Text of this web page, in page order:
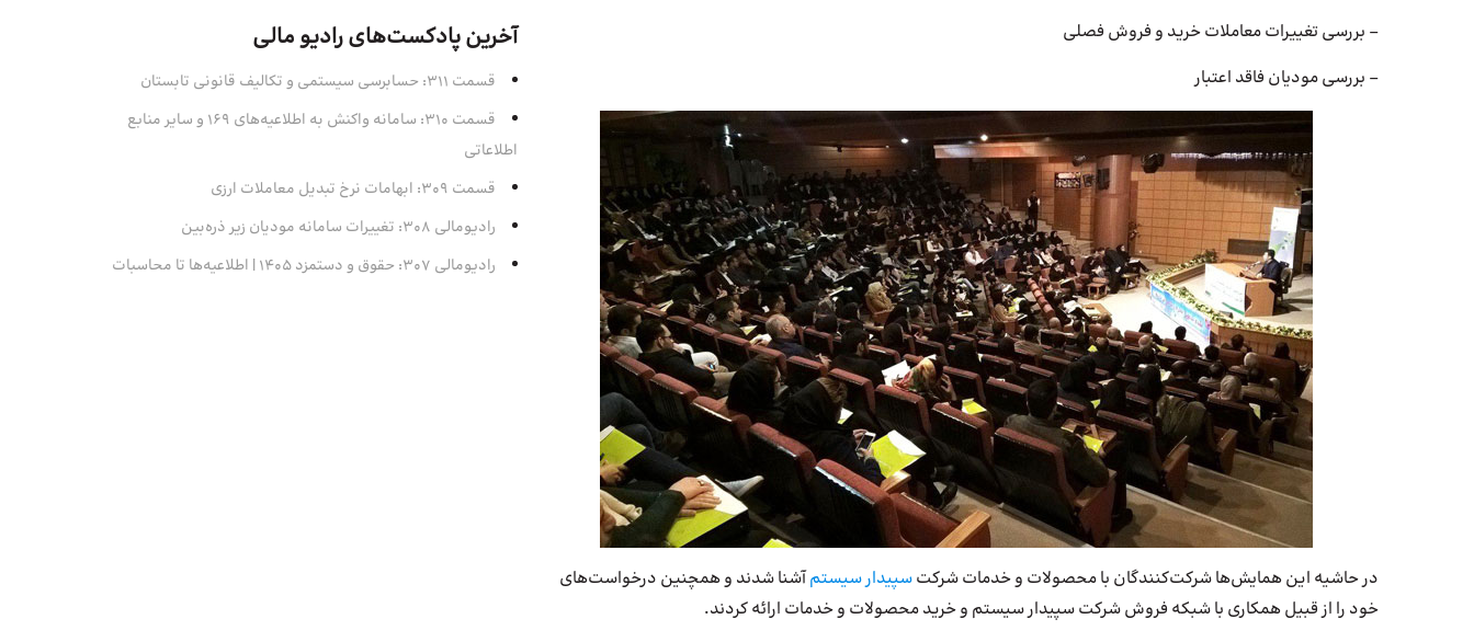
– بررسی تغییرات معاملات خرید و فروش فصلی
– بررسی مودیان فاقد اعتبار
در حاشیه این همایش‌ها شرکت‌کنندگان با محصولات و خدمات شرکتسپیدار سیستمآشنا شدند و همچنین درخواست‌های
خود را از قبیل همکاری با شبکه فروش شرکت سپیدار سیستم و خرید محصولات و خدمات ارائه کردند.
آخرین پادکست‌های رادیو مالی
قسمت 311: حسابرسی سیستمی و تکالیف قانونی تابستان
قسمت 310: سامانه واکنش به اطلاعیه‌های 169 و سایر منابع
اطلاعاتی
قسمت 309: ابهامات نرخ تبدیل معاملات ارزی
رادیومالی 308: تغییرات سامانه مودیان زیر ذره‌بین
رادیومالی 307: حقوق و دستمزد 1405 | اطلاعیه‌ها تا محاسبات